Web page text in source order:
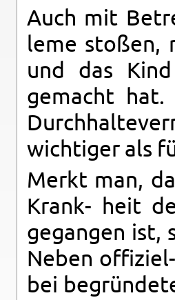
Auch mit
leme stoßen,
und das
gemacht
wichtiger als
Merkt man,
Krank- heit
gegan­gen ist,
Neben
bei